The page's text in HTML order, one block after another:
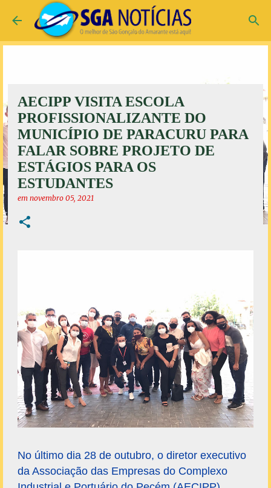
Pular para o conteúdo principal
AECIPP VISITA ESCOLA
PROFISSIONALIZANTE DO
MUNICÍPIO DE PARACURU PARA
FALAR SOBRE PROJETO DE
ESTÁGIOS PARA OS
ESTUDANTES
em novembro 05, 2021
No último dia 28 de outubro, o diretor executivo
da Associação das Empresas do Complexo